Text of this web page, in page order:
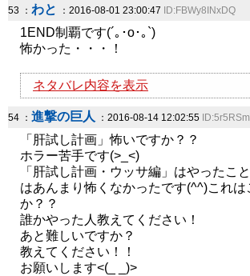
53 ： わと ：2016-08-01 23:00:47 ID:FBWy8INxDQ
1END制覇です(´｡･o･｡`)
怖かった・・・！
ネタバレ内容を表示
54 ： 進撃の巨人 ：2016-08-14 12:02:55
「肝試し計画」怖いですか？？
ホラー苦手です(>_<)
「肝試し計画・ウッサ編」はやったこ
はあんまり怖くなかったです(^^)これは
か？？
誰かやった人教えてください！
あと難しいですか？
教えてください！！
お願いします<(_ _)>